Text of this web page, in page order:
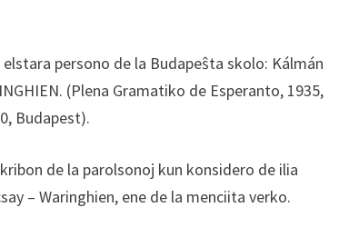
persono de la Budapeŝta skolo: Kálmán
(Plena Gramatiko de Esperanto, 1935,
Budapest).
de la parolsonoj kun konsidero de ilia
– Waringhien, ene de la menciita verko.